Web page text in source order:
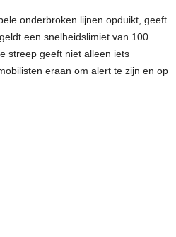
onderbroken lijnen opduikt, geeft
een snelheidslimiet van 100
streep geeft niet alleen iets
eraan om alert te zijn en op